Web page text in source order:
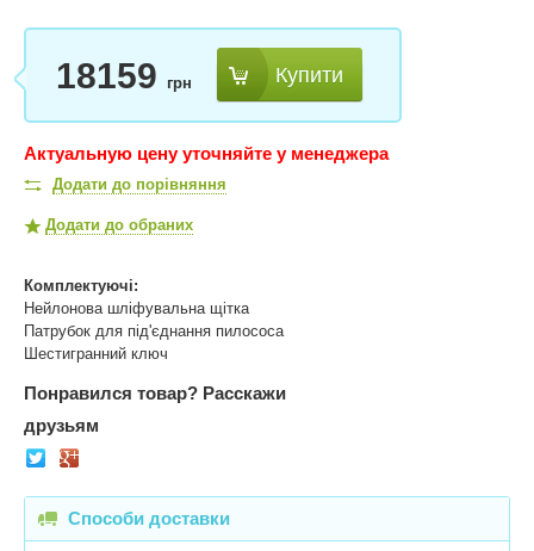
18159 грн Купити
Актуальную цену уточняйте у менеджера
Додати до порівняння
Додати до обраних
Комплектуючі:
Нейлонова шліфувальна щітка
Патрубок для під'єднання пилососа
Шестигранний ключ
Понравился товар? Расскажи
друзьям
Способи доставки